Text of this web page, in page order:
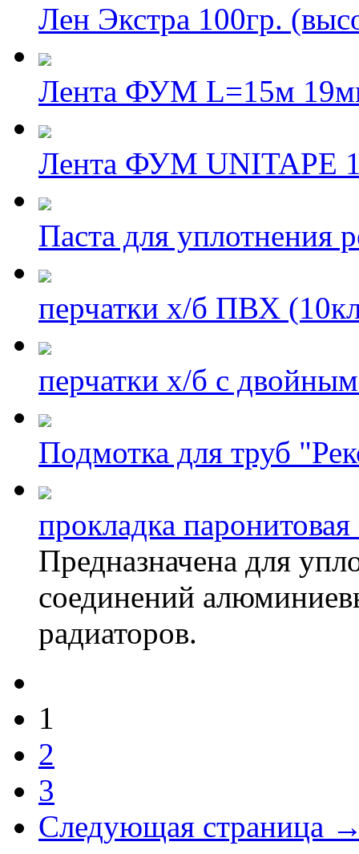
Лен Экстра 100гр.
Лента ФУМ L=15м
Лента ФУМ UNITAPE
Паста для уплотнения
перчатки х/б ПВХ
перчатки х/б с
Подмотка для труб
прокладка
Предназначена для
соединений
радиаторов.
1
2
3
Следующая страница